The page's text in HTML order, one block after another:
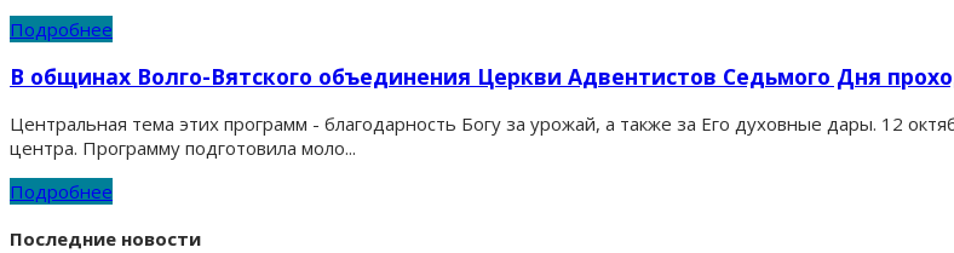
Подробнее
В общинах Волго-Вятского объединения Церкви Адвентистов Седьмого Дня
Центральная тема этих программ - благодарность Богу за урожай, а также за Его духовные дары. 12
центра. Программу подготовила моло...
Подробнее
Последние новости